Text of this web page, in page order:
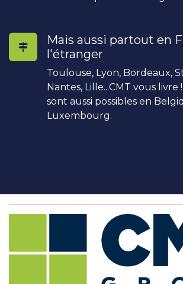
Mais aussi partout en
l'étranger
Toulouse, Lyon, Bordeaux,
Nantes, Lille...CMT vous livre
sont aussi possibles en
Luxembourg.